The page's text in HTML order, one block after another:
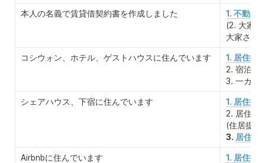
本人の名義で賃貸借契約書を作成しました
1. 不動産
(2. 大家さ
大家さん
コシウォン、ホテル、ゲストハウスに住んでいます
1. 居住提
2. 宿泊施
3. 一カ月
シェアハウス、下宿に住んでいます
1. 居住提
2. 居住地
(住居提供
3. 居住地
Airbnbに住んでいます
1. 居住提